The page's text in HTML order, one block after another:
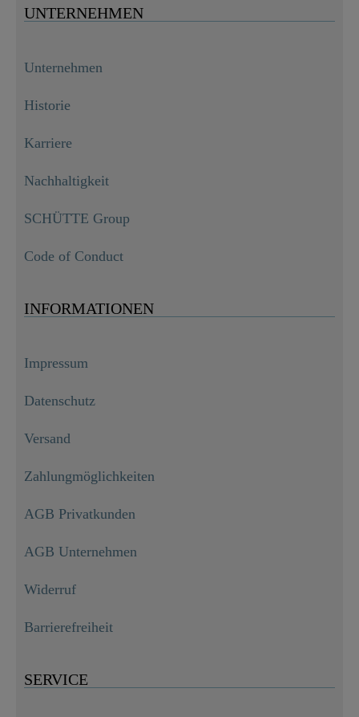
UNTERNEHMEN
Unternehmen
Historie
Karriere
Nachhaltigkeit
SCHÜTTE Group
Code of Conduct
INFORMATIONEN
Impressum
Datenschutz
Versand
Zahlungmöglichkeiten
AGB Privatkunden
AGB Unternehmen
Widerruf
Barrierefreiheit
SERVICE